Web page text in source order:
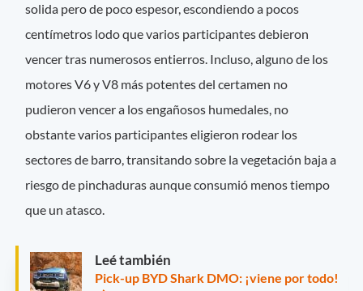
solida pero de poco espesor, escondiendo a pocos
centímetros lodo que varios participantes debieron
vencer tras numerosos entierros. Incluso, alguno de los
motores V6 y V8 más potentes del certamen no
pudieron vencer a los engañosos humedales, no
obstante varios participantes eligieron rodear los
sectores de barro, transitando sobre la vegetación baja a
riesgo de pinchaduras aunque consumió menos tiempo
que un atasco.
Leé también
Pick-up BYD Shark DMO: ¡viene por todo!